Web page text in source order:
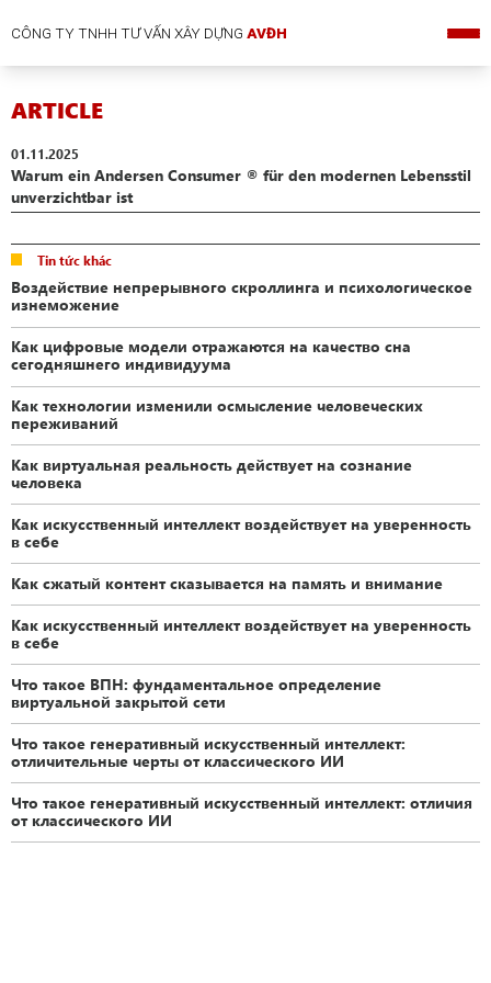
CÔNG TY TNHH TƯ VẤN XÂY DỰNGAVĐH
ARTICLE
01.11.2025
Warum ein Andersen Consumer ® für den modernen Lebensstil
unverzichtbar ist
Tin tức khác
Воздействие непрерывного скроллинга и психологическое
изнеможение
Как цифровые модели отражаются на качество сна
сегодняшнего индивидуума
Как технологии изменили осмысление человеческих
переживаний
Как виртуальная реальность действует на сознание
человека
Как искусственный интеллект воздействует на уверенность
в себе
Как сжатый контент сказывается на память и внимание
Как искусственный интеллект воздействует на уверенность
в себе
Что такое ВПН: фундаментальное определение
виртуальной закрытой сети
Что такое генеративный искусственный интеллект:
отличительные черты от классического ИИ
Что такое генеративный искусственный интеллект: отличия
от классического ИИ